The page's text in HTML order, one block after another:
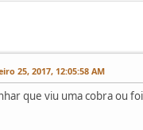
25, 2017, 12:05:58 AM
que viu uma cobra ou